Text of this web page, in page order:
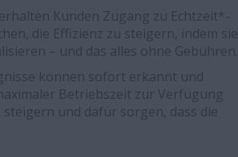
Kunden Zugang zu Echtzeit*-
die Effizienz zu steigern, indem sie
– und das alles ohne Gebühren.
können sofort erkannt und
Betriebszeit zur Verfügung
und dafür sorgen, dass die